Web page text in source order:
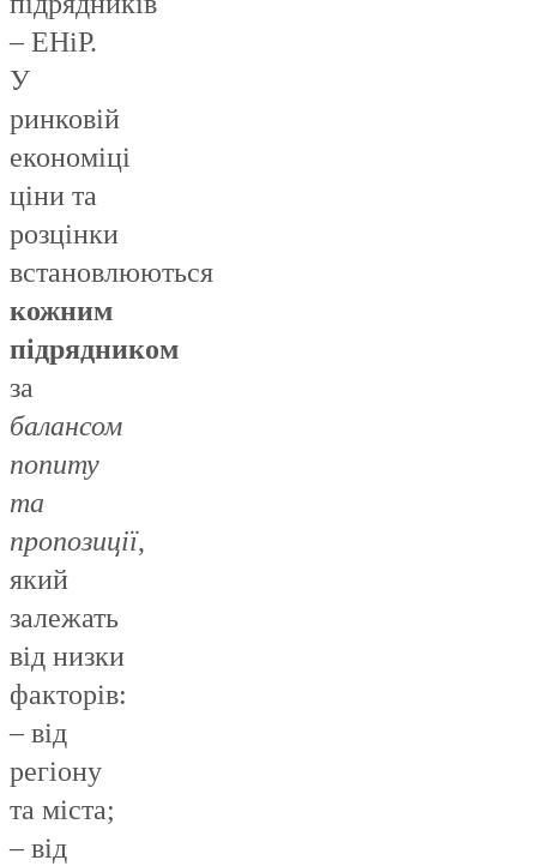
– ЕНіР.
У
ринковій
економіці
ціни та
розцінки
встановлюються
кожним
підрядником
за
балансом
попиту
та
пропозиції,
який
залежать
від низки
факторів:
– від
регіону
та міста;
– від